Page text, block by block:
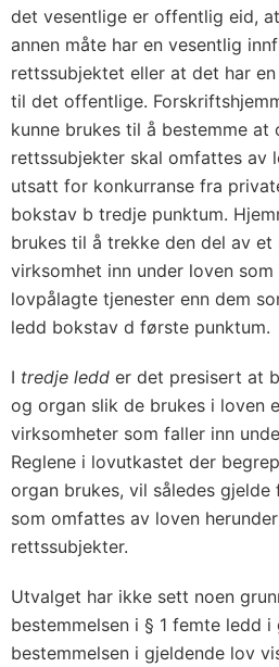
det vesentlige er offentlig eid,
annen måte har en vesentlig
rettssubjektet eller at det har
til det offentlige.
kunne brukes til å bestemme at
rettssubjekter skal omfattes av
utsatt for konkurranse fra
bokstav b tredje punktum.
brukes til å trekke den del av
virksomhet inn under loven
lovpålagte tjenester enn dem
ledd bokstav d første punktum.
I tredje ledd er det presisert at
og organ slik de brukes i loven
virksomheter som faller inn
Reglene i lovutkastet der
organ brukes, vil således
som omfattes av loven
rettssubjekter.
Utvalget har ikke sett noen
bestemmelsen i § 1 femte ledd i
bestemmelsen i gjeldende lov